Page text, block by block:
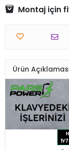
Montaj için
Ürün